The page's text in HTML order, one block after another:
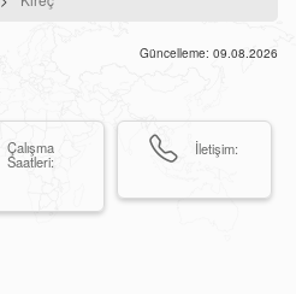
Güncelleme: 09.08.2026
Çalışma
Saatleri:
İletişim: